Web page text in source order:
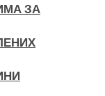
ЗА